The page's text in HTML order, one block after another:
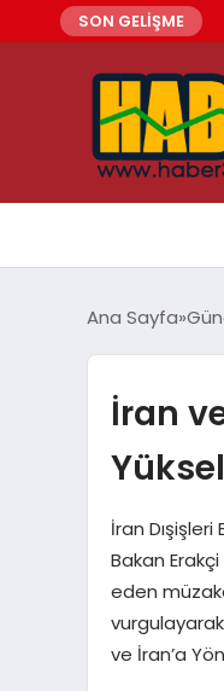
SON GELİŞME
Ana Sayfa
İran
İran
Bakan
eden
ve İran’a